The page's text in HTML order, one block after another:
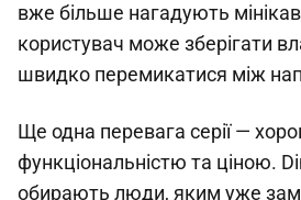
вже більше нагадують
користувач може зберігати
швидко перемикатися між
Ще одна перевага серії —
функціональністю та ціною.
обирають люди, яким уже